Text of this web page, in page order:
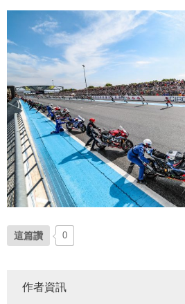
這篇讚 0
作者資訊